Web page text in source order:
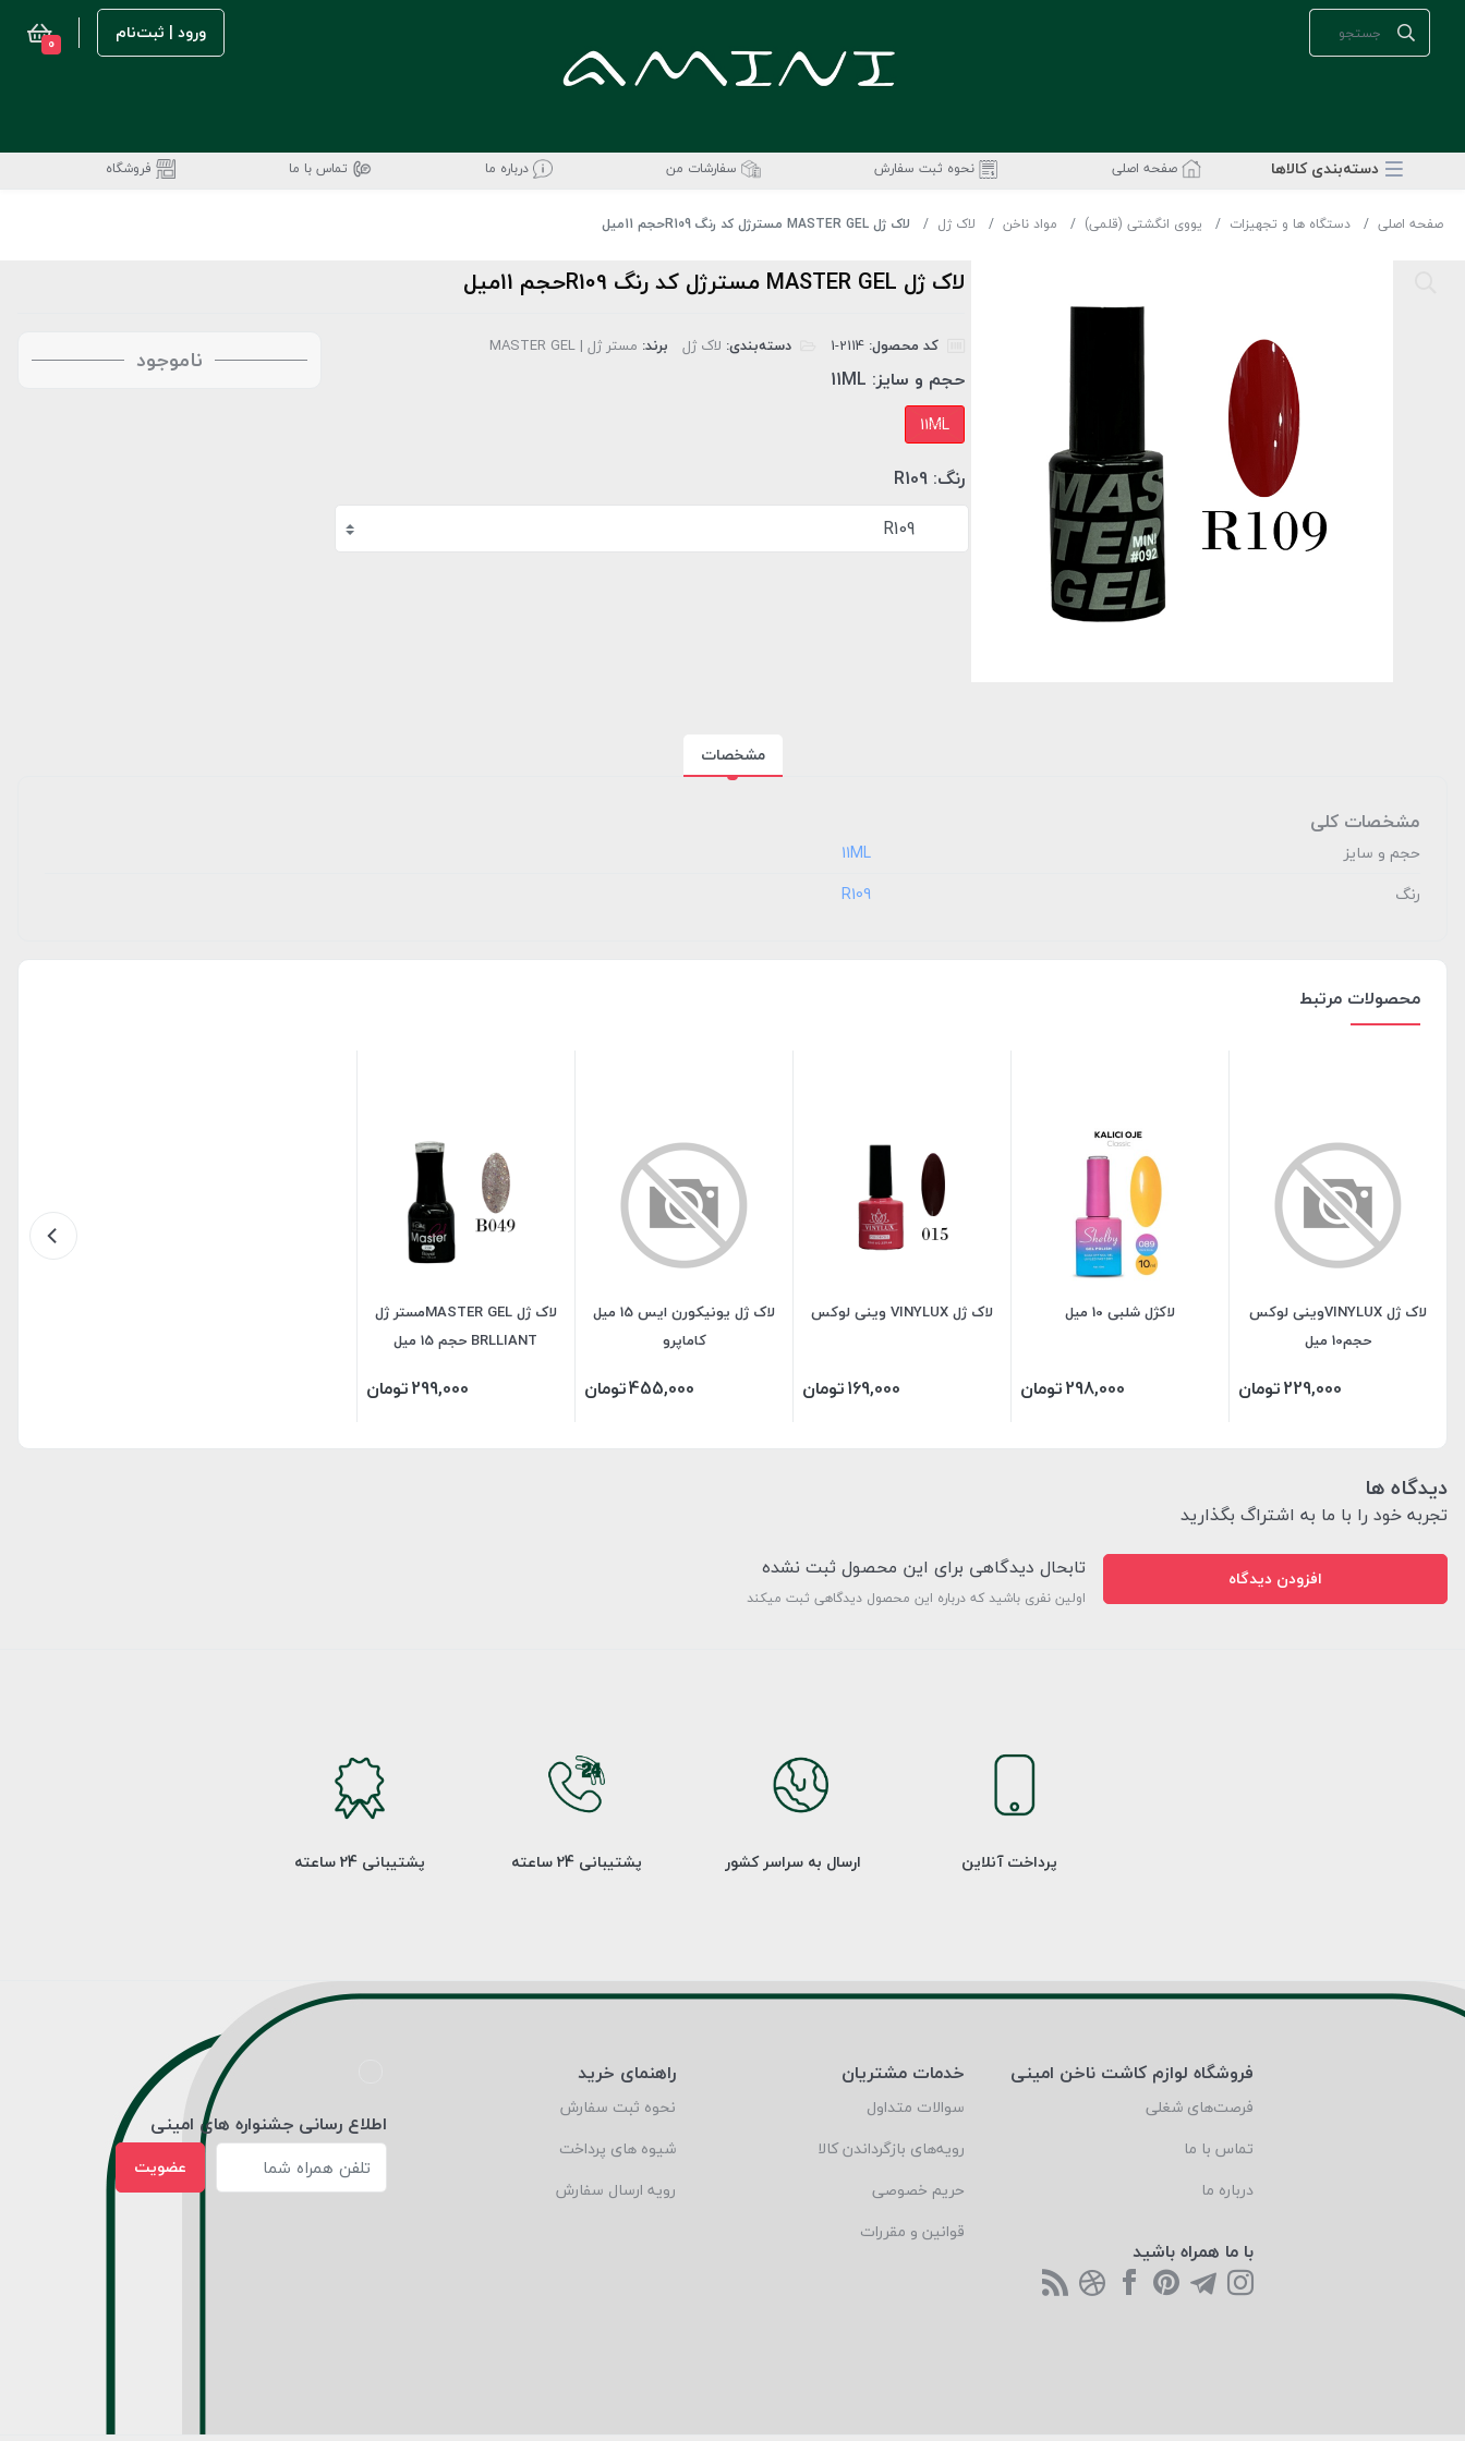
ورود | ثبت‌نام 0
دسته‌بندی‌ کالاها صفحه اصلی نحوه ثبت سفارش سفارشات من درباره ما تماس با ما فروشگاه
صفحه اصلی دستگاه ها و تجهیزات یووی انگشتی (قلمی) مواد ناخن لاک ژل لاک ژل MASTER GEL مسترژل کد رنگ R109حجم 11میل
لاک ژل MASTER GEL مسترژل کد رنگ R109حجم 11میل
کد محصول: دسته‌بندی: لاک ژل برند: مستر ژل | MASTER GEL
حجم و سایز: 11ML
11ML
رنگ: R109
R109
ناموجود
مشخصات
مشخصات کلی
حجم و سایز
‎11ML
رنگ
‎R109
محصولات مرتبط
لاک ژل VINYLUXوینی لوکس
حجم10 میل
229,000تومان
لاکژل شلبی 10 میل
298,000تومان
لاک ژل VINYLUX وینی لوکس
169,000تومان
لاک ژل یونیکورن ایس 15 میل
کاماپرو
455,000تومان
لاک ژل MASTER GELمستر ژل
BRLLIANT حجم 15 میل
299,000تومان
دیدگاه ها
تجربه خود را با ما به اشتراگ بگذارید
افزودن دیدگاه تابحال دیدگاهی برای این محصول ثبت نشده
اولین نفری باشید که درباره این محصول دیدگاهی ثبت میکند
پرداخت آنلاین ارسال به سراسر کشور پشتیبانی 24 ساعته پشتیبانی 24 ساعته
فروشگاه لوازم کاشت ناخن امینی
فرصت‌های شغلی
تماس با ما
درباره ما
با ما همراه باشید
خدمات مشتریان
سوالات متداول
رویه‌های بازگرداندن کالا
حریم خصوصی
قوانین و مقررات
راهنمای خرید
نحوه ثبت سفارش
شیوه های پرداخت
رویه ارسال سفارش
اطلاع رسانی جشنواره های امینی
عضویت